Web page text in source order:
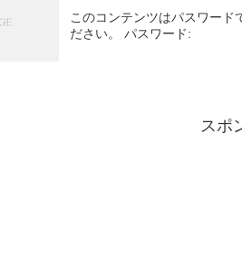
このコンテンツはパスワード
ださい。 パスワード:
スポ